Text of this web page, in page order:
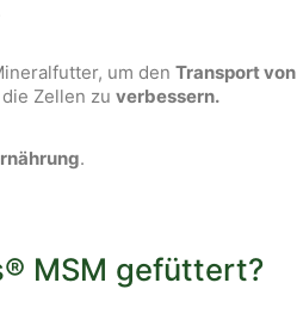
um den Transport von
Zellen zu verbessern.
.
MSM gefüttert?